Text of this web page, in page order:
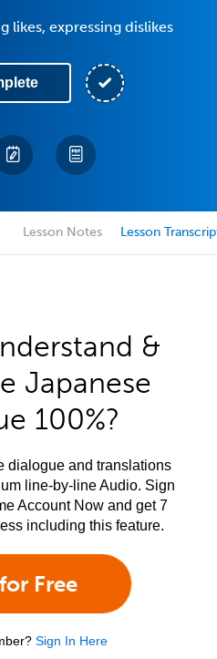
likes, expressing dislikes
Lesson Notes Lesson
&
Japanese
100%?
dialogue and translations
line-by-line Audio. Sign
Account Now and get 7
including this feature.
Free
Sign In Here